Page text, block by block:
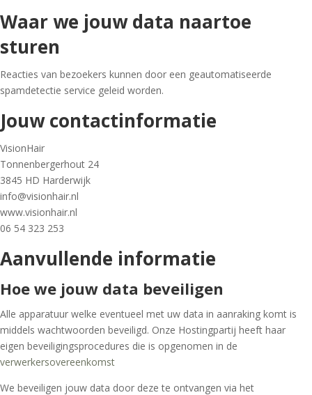
Waar we jouw data naartoe
sturen
Reacties van bezoekers kunnen door een geautomatiseerde
spamdetectie service geleid worden.
Jouw contactinformatie
VisionHair
Tonnenbergerhout 24
3845 HD Harderwijk
info@visionhair.nl
www.visionhair.nl
06 54 323 253
Aanvullende informatie
Hoe we jouw data beveiligen
Alle apparatuur welke eventueel met uw data in aanraking komt is
middels wachtwoorden beveiligd. Onze Hostingpartij heeft haar
eigen beveiligingsprocedures die is opgenomen in de
verwerkersovereenkomst
We beveiligen jouw data door deze te ontvangen via het